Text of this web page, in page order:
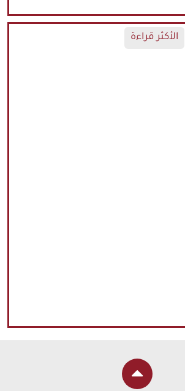
الأكثر قراءة